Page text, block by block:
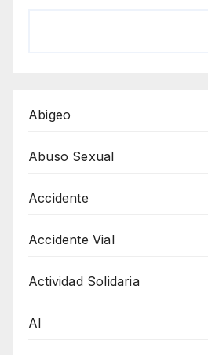
Abigeo
Abuso Sexual
Accidente
Accidente Vial
Actividad Solidaria
AI